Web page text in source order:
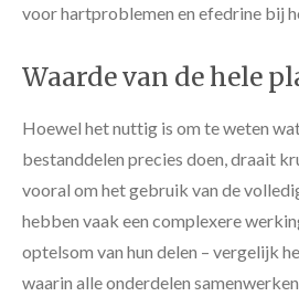
voor hartproblemen en efedrine bij
Waarde van de hele
Hoewel het nuttig is om te weten
bestanddelen precies doen, draait
vooral om het gebruik van de
hebben vaak een complexere
optelsom van hun delen – vergelijk
waarin alle onderdelen